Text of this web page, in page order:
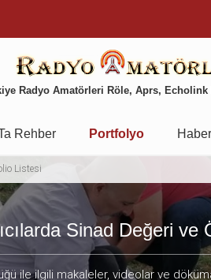
Radyo Amatörleri Röle, Aprs, Echolink
Rehber Portfolyo
Listesi
Sinad Değeri ve
ile ilgili makaleler, videolar ve